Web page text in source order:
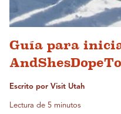
Guía para
Escrito por Visit Utah
Lectura de 5 minutos